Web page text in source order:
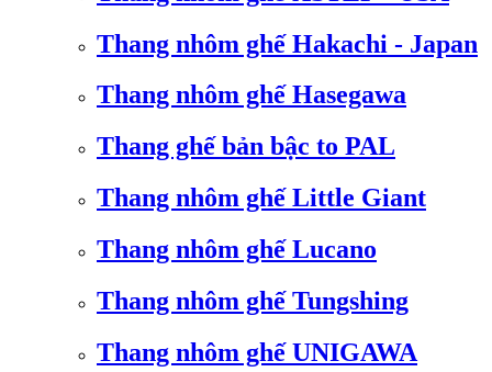
Thang nhôm ghế Hakachi - Japan
Thang nhôm ghế Hasegawa
Thang ghế bản bậc to PAL
Thang nhôm ghế Little Giant
Thang nhôm ghế Lucano
Thang nhôm ghế Tungshing
Thang nhôm ghế UNIGAWA